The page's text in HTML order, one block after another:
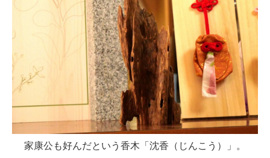
家康公も好んだという香木「沈香（じんこう）」。